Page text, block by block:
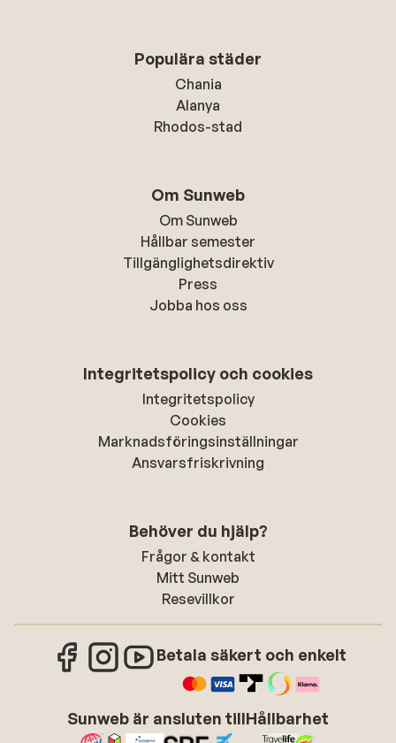
Populära städer
Chania
Alanya
Rhodos-stad
Om Sunweb
Om Sunweb
Hållbar semester
Tillgänglighetsdirektiv
Press
Jobba hos oss
Integritetspolicy och cookies
Integritetspolicy
Cookies
Marknadsföringsinställningar
Ansvarsfriskrivning
Behöver du hjälp?
Frågor & kontakt
Mitt Sunweb
Resevillkor
Betala säkert och enkelt
Sunweb är ansluten tillHållbarhet